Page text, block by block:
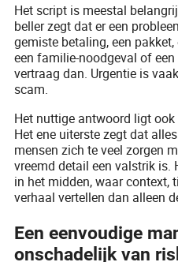
Het script is meestal
beller zegt dat er een
gemiste betaling, een
een familie-noodgeval of
vertraag dan. Urgentie is
scam.
Het nuttige antwoord ligt
Het ene uiterste zegt dat
mensen zich te veel zorgen
vreemd detail een valstrik is.
in het midden, waar context,
verhaal vertellen dan alleen
Een eenvoudige
onschadelijk van